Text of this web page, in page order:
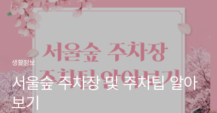
생활정보
서울숲 주차장 및 주차팁 알아
보기